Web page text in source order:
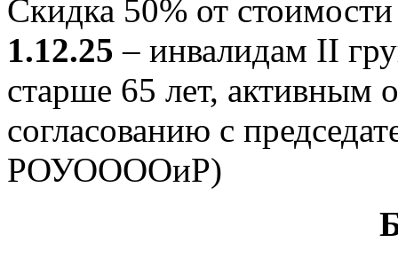
Скидка 50% от
1.12.25 – инвалидам II
старше 65 лет, активным
согласованию с
РОУООООиР)